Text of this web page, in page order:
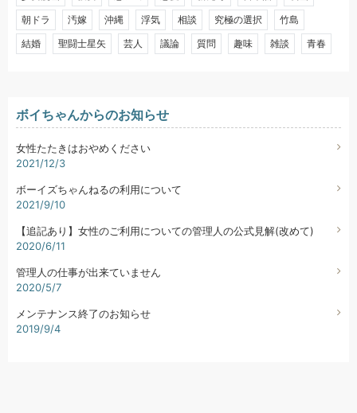
朝ドラ
汚嫁 沖縄 浮気 相談 究極の選択
竹島
結婚
聖闘士星矢 芸人 議論 質問 趣味 雑談 青春
ボイちゃんからのお知らせ
女性たたきはおやめください
2021/12/3
ボーイズちゃんねるの利用について
2021/9/10
【追記あり】女性のご利用についての管理人の公式見解(改めて)
2020/6/11
管理人の仕事が出来ていません
2020/5/7
メンテナンス終了のお知らせ
2019/9/4